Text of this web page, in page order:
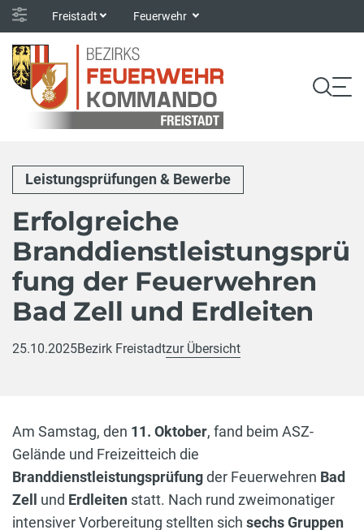
Freistadt Feuerwehr
Leistungsprüfungen & Bewerbe
Erfolgreiche
Branddienstleistungsprü
fung der Feuerwehren
Bad Zell und Erdleiten
25.10.2025Bezirk Freistadtzur Übersicht
Am Samstag, den 11. Oktober, fand beim ASZ-
Gelände und Freizeitteich die
Branddienstleistungsprüfungder Feuerwehren Bad
Zell
und Erdleiten statt. Nach rund zweimonatiger
intensiver Vorbereitung stellten sich sechs Gruppen